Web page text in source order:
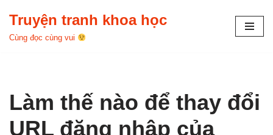
Chuyển
Truyện tranh khoa học
Cùng đọc cùng vui
Làm thế nào để thay đổi
URL đăng nhập của